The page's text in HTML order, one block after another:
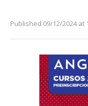
Published 09/12/2024at